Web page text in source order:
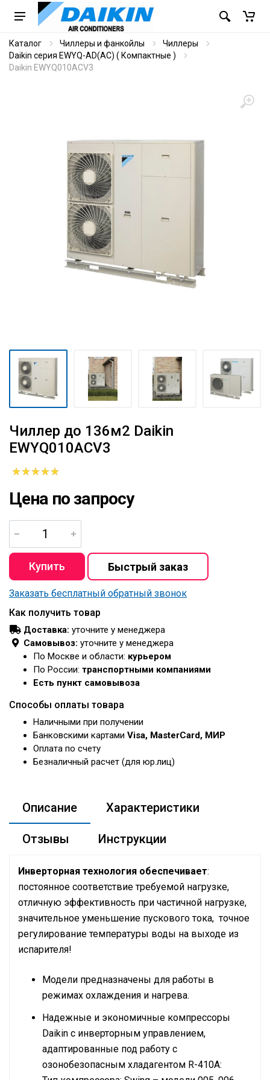
Каталог Чиллеры и фанкойлы
Чиллеры
Daikin серия EWYQ-AD(AC) ( Компактные )
Daikin EWYQ010ACV3
Чиллер до 136м2 Daikin
EWYQ010ACV3
Цена по запросу
Заказать бесплатный обратный звонок
Как получить товар
Доставка: уточните у менеджера
Самовывоз: уточните у менеджера
По Москве и области: курьером
По России: транспортными компаниями
Есть пункт самовывоза
Способы оплаты товара
Наличными при получении
Банковскими картами Visa, MasterCard, МИР
Оплата по счету
Безналичный расчет (для юр.лиц)
Описание Характеристики
Отзывы Инструкции
Инверторная технология обеспечивает:
постоянное соответствие требуемой нагрузке,
отличную эффективность при частичной нагрузке,
значительное уменьшение пускового тока, точное
регулирование температуры воды на выходе из
испарителя!
Модели предназначены для работы в
режимах охлаждения и нагрева.
Надежные и экономичные компрессоры
Daikin с инверторным управлением,
адаптированные под работу с
озонобезопасным хладагентом R-410A: